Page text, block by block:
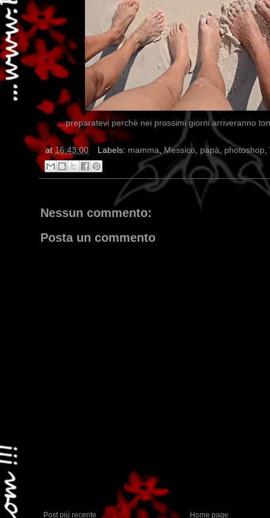
...preparatevi perchè nei prossimi giorni arriveranno
at16:43:00 Labels: mamma,Messico, papà, photoshop,
Nessun commento:
Posta un commento
Post più recente Home page